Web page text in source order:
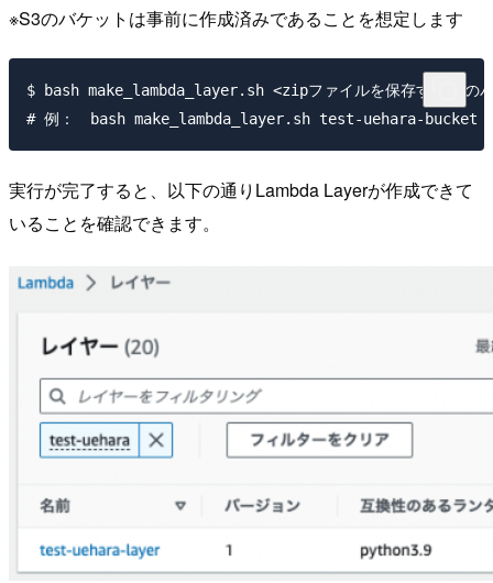
※S3のバケットは事前に作成済みであることを想定します
$ bash make_lambda_layer.sh <zipファイルを保存するS3の
実行が完了すると、以下の通りLambda Layerが作成できて
いることを確認できます。